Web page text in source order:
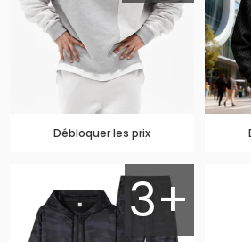
Débloquer les prix
3+